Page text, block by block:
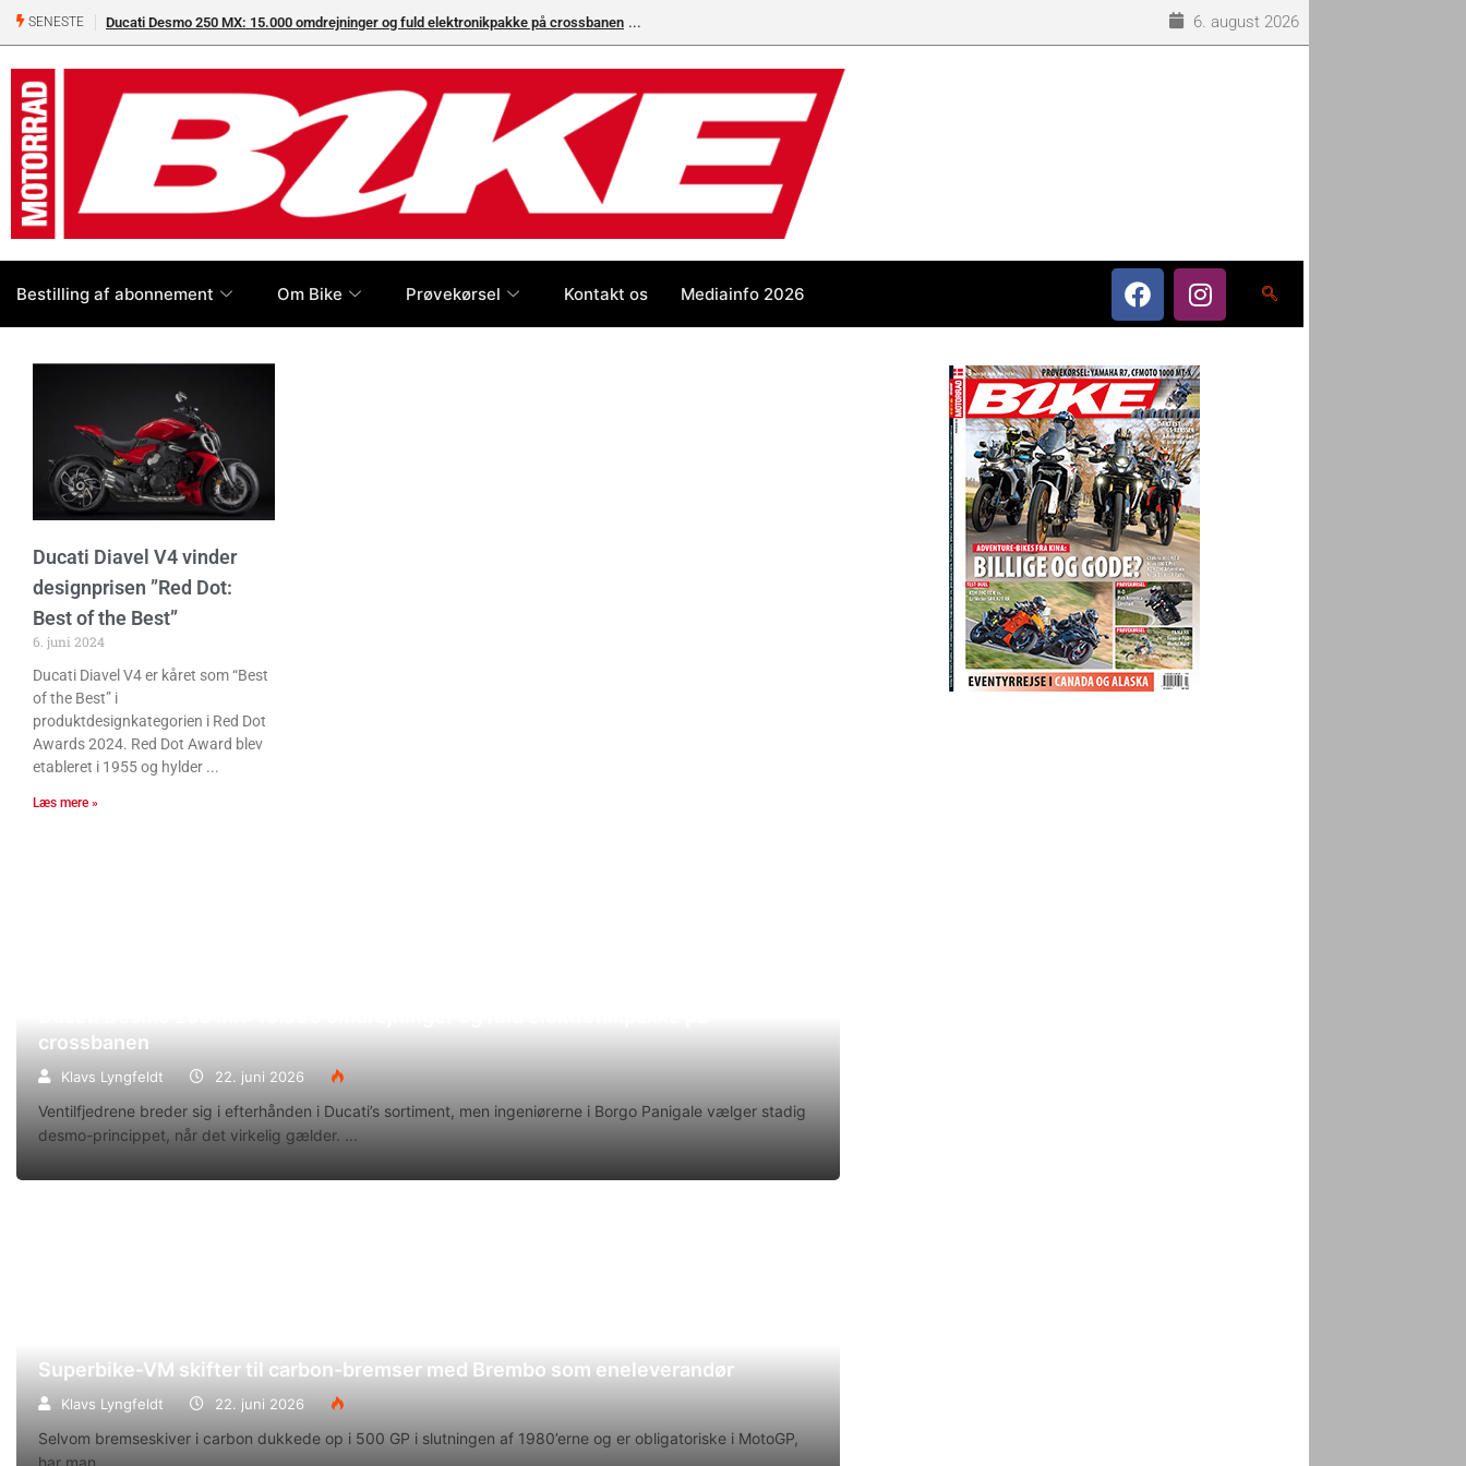
SENESTE Ducati Desmo 250 MX: 15.000 omdrejninger og fuld elektronikpakke på crossbanen 6. august 2026
Bestilling af abonnement Om Bike Prøvekørsel Kontakt os Mediainfo 2026
Ducati Diavel V4 vinder
designprisen ”Red Dot:
Best of the Best”
6. juni 2024
Ducati Diavel V4 er kåret som “Best
of the Best” i
produktdesignkategorien i Red Dot
Awards 2024. Red Dot Award blev
etableret i 1955 og hylder
Læs mere »
crossbanen
Klavs Lyngfeldt 22. juni 2026
Ventilfjedrene breder sig i efterhånden i Ducati’s sortiment, men ingeniørerne i Borgo Panigale vælger stadig
desmo-princippet, når det virkelig gælder.
Superbike-VM skifter til carbon-bremser med Brembo som eneleverandør
Klavs Lyngfeldt 22. juni 2026
Selvom bremseskiver i carbon dukkede op i 500 GP i slutningen af 1980’erne og er obligatoriske i MotoGP,
har man